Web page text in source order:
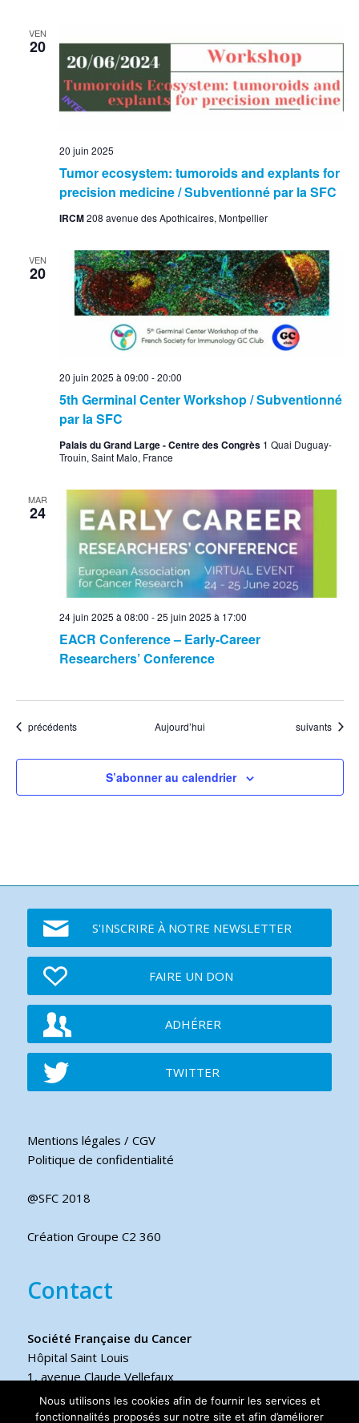
VEN
20
Tumor ecosystem: tumoroids and explants for
precision medicine / Subventionné par la SFC
20 juin 2025
IRCM208 avenue des Apothicaires, Montpellier
VEN
20
5th Germinal Center Workshop / Subventionné
par la SFC
20 juin 2025 à 09:00 -20:00
Palais du Grand Large - Centre des Congrès 1 Quai Duguay-
Trouin, Saint Malo, France
MAR
24
EACR Conference – Early-Career
Researchers’ Conference
24 juin 2025 à 08:00 -25 juin 2025 à 17:00
Événements
précédents Aujourd’hui Événements
suivants
S’abonner au calendrier
S'INSCRIRE À NOTRE NEWSLETTER
FAIRE UN DON
ADHÉRER
TWITTER
Mentions légales / CGV
Politique de confidentialité
@SFC 2018
Création Groupe C2 360
Contact
Société Française du Cancer
Hôpital Saint Louis
1, avenue Claude Vellefaux
75475 Paris cedex 10 FRANCE
Nous utilisons les cookies afin de fournir les services et
fonctionnalités proposés sur notre site et afin d’améliorer